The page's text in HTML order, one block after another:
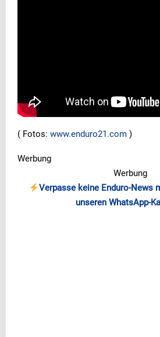
( Fotos: www.enduro21.com )
Werbung
Werbung
Verpasse keine Enduro-News
unseren WhatsApp-